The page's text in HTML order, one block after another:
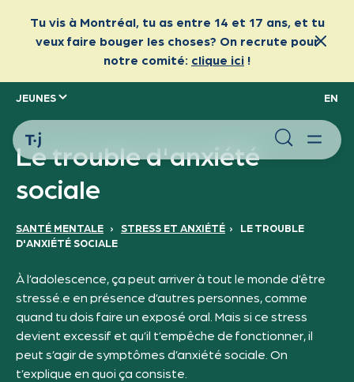
JEUNES EN
Le trouble d'anxiété
sociale
SANTÉ MENTALE › STRESS ET ANXIÉTÉ › LE TROUBLE
D'ANXIÉTÉ SOCIALE
À l’adolescence, ça peut arriver à tout le monde d’être
stressé.e en présence d’autres personnes, comme
quand tu dois faire un exposé oral. Mais si ce stress
devient excessif et qu’il t’empêche de fonctionner, il
peut s’agir de symptômes d’anxiété sociale. On
t’explique en quoi ça consiste.